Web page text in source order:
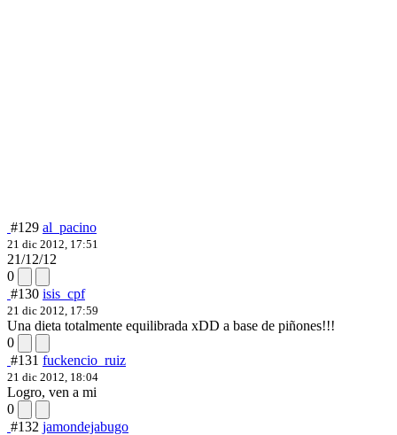
#129 al_pacino
21 dic 2012, 17:51
21/12/12
0
#130 isis_cpf
21 dic 2012, 17:59
Una dieta totalmente equilibrada xDD a base de piñones!!!
0
#131 fuckencio_ruiz
21 dic 2012, 18:04
Logro, ven a mi
0
#132 jamondejabugo